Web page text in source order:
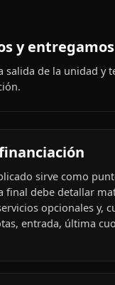
y entregamos
salida de la unidad y
sirve como
final debe detallar
opcionales y,
entrada, última